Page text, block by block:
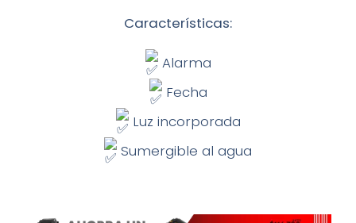
Características:
Alarma
Fecha
Luz incorporada
Sumergible al agua